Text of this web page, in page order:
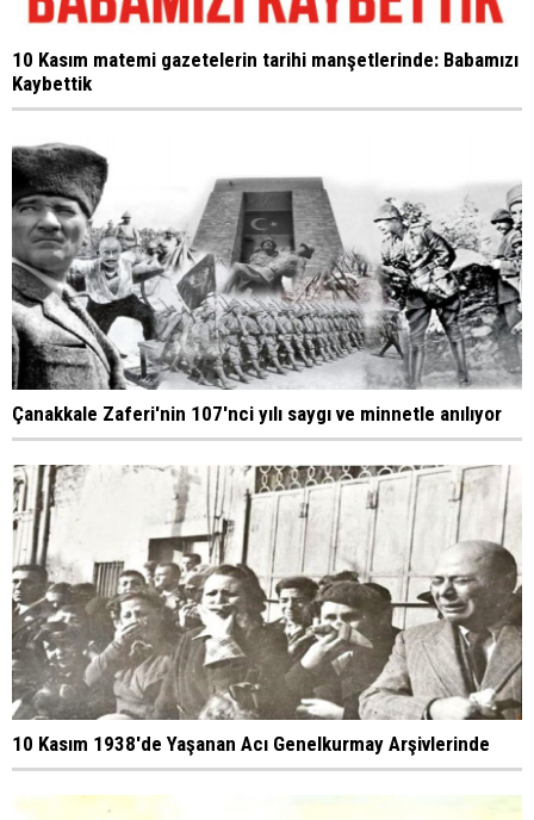
10 Kasım matemi gazetelerin tarihi manşetlerinde: Babamızı
Kaybettik
Çanakkale Zaferi'nin 107'nci yılı saygı ve minnetle anılıyor
10 Kasım 1938'de Yaşanan Acı Genelkurmay Arşivlerinde